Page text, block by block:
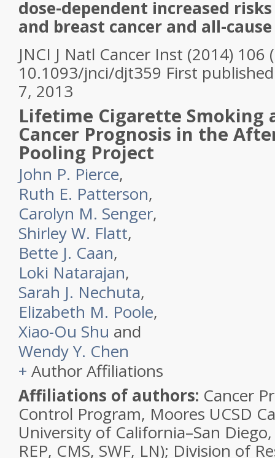
dose-dependent increased
and breast cancer and all-
JNCI J Natl Cancer Inst (2014) 106
10.1093/jnci/djt359 First
7, 2013
Lifetime Cigarette Smoking
Cancer Prognosis in the
Pooling Project
John P. Pierce,
Ruth E. Patterson,
Carolyn M. Senger,
Shirley W. Flatt,
Bette J. Caan,
Loki Natarajan,
Sarah J. Nechuta,
Elizabeth M. Poole,
Xiao-Ou Shu and
Wendy Y. Chen
+ Author Affiliations
Affiliations of authors: Cancer
Control Program, Moores UCSD
University of California–San
REP, CMS, SWF, LN); Division of